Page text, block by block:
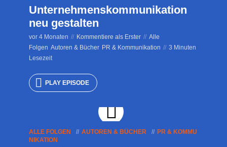
Unternehmenskommunikation
neu gestalten
vor 4 Monaten Kommentiere als Erster
Alle
Folgen Autoren & Bücher PR & Kommunikation
3 Minuten
Lesezeit
PLAY EPISODE
ALLE FOLGEN AUTOREN & BÜCHER
PR & KOMMU
NIKATION